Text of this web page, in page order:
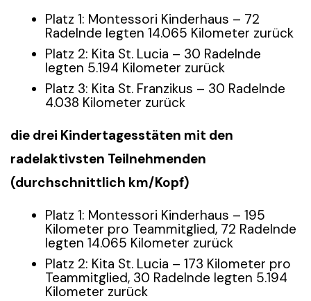
Platz 1: Montessori Kinderhaus – 72
Radelnde legten 14.065 Kilometer zurück
Platz 2: Kita St. Lucia – 30 Radelnde
legten 5.194 Kilometer zurück
Platz 3: Kita St. Franzikus – 30 Radelnde
4.038 Kilometer zurück
die drei Kindertagesstäten mit den
radelaktivsten Teilnehmenden
(durchschnittlich km/Kopf)
Platz 1: Montessori Kinderhaus – 195
Kilometer pro Teammitglied, 72 Radelnde
legten 14.065 Kilometer zurück
Platz 2: Kita St. Lucia – 173 Kilometer pro
Teammitglied, 30 Radelnde legten 5.194
Kilometer zurück